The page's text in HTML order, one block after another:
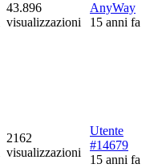
43.896
visualizzazioni
AnyWay
15 anni fa
2162
visualizzazioni
Utente
#14679
15 anni fa